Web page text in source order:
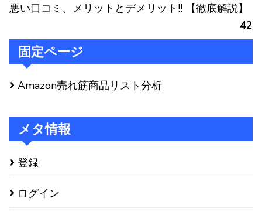
悪い口コミ、メリットとデメリット!! 【徹底解説】
42
固定ページ
Amazon売れ筋商品リスト分析
メタ情報
登録
ログイン